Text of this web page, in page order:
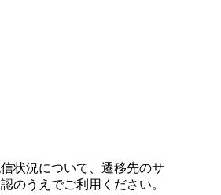
状況について、遷移先のサ
のうえでご利用ください。